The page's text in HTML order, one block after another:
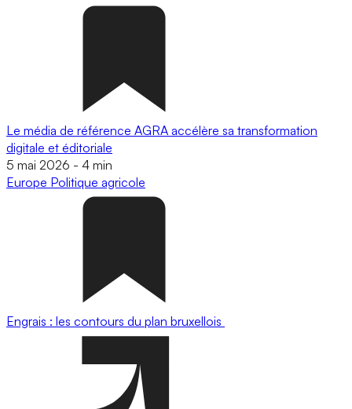
Le média de référence AGRA accélère sa transformation
digitale et éditoriale
5 mai 2026 - 4 min
Europe Politique agricole
Engrais : les contours du plan bruxellois